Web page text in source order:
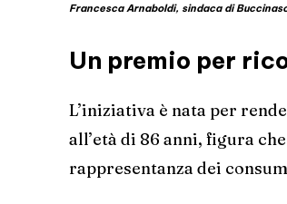
Francesca Arnaboldi, sindaca di
Un premio per
L’iniziativa è nata per
all’età di 86 anni, figura
rappresentanza dei